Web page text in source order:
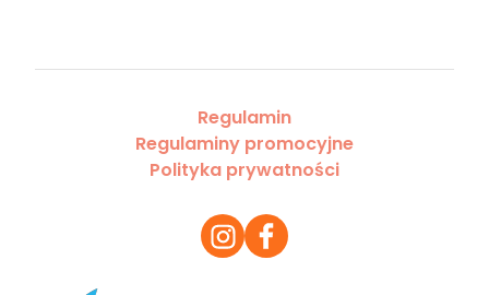
Regulamin
Regulaminy promocyjne
Polityka prywatności